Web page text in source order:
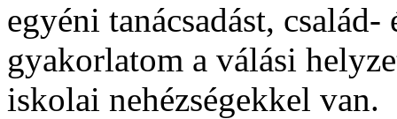
egyéni tanácsadást,
gyakorlatom a válási
iskolai nehézségekkel van.